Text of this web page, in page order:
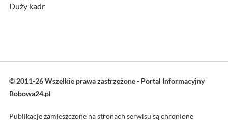
Duży kadr
© 2011-26 Wszelkie prawa zastrzeżone - Portal Informacyjny
Bobowa24.pl
Publikacje zamieszczone na stronach serwisu są chronione